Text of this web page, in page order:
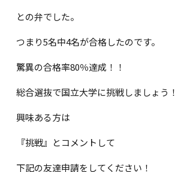
との弁でした。
つまり5名中4名が合格したのです。
驚異の合格率80％達成！！
総合選抜で国立大学に挑戦しましょう！
興味ある方は
『挑戦』とコメントして
下記の友達申請をしてください！